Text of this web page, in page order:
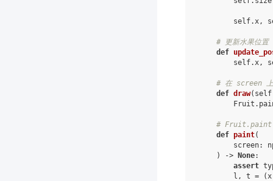
self. x ,
# 更新水果位置
def
self. x ,
# 在 screen 上
def draw( self
Fruit .
# Fruit.paint
def paint(
screen:
)
-> None:
assert
l , t = ( x